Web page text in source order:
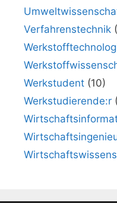
Verfahrenstechnik
Werkstudent (10)
Werkstudierende:r